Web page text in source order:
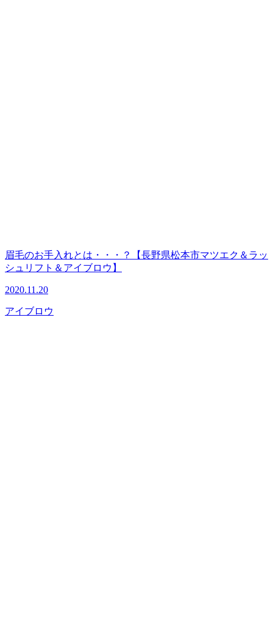
眉毛のお手入れとは・・・？【長野県松本市マツエク＆ラッ
シュリフト＆アイブロウ】
2020.11.20
アイブロウ